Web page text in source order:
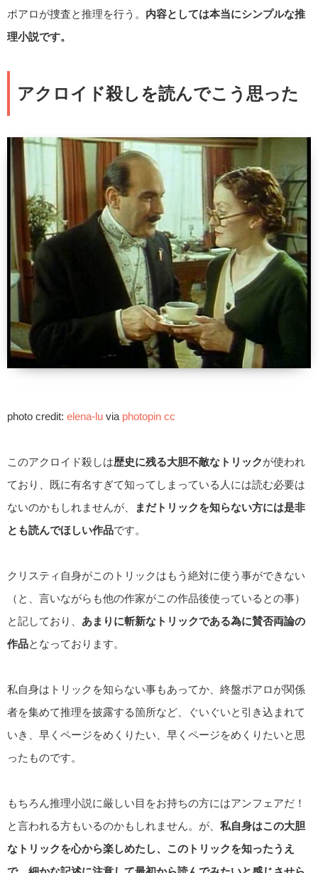
ポアロが捜査と推理を行う。 内容としては本当にシンプルな推
理小説です。
アクロイド殺しを読んでこう思った
photo credit: elena-lu via photopin cc
このアクロイド殺しは歴史に残る大胆不敵なトリックが使われ
ており、既に有名すぎて知ってしまっている人には読む必要は
ないのかもしれませんが、
まだトリックを知らない方には是非
とも読んでほしい作品です。
クリスティ自身がこのトリックはもう絶対に使う事ができない
（と、言いながらも他の作家がこの作品後使っているとの事）
と記しており、 あまりに斬新なトリックである為に賛否両論の
作品となっております。
私自身はトリックを知らない事もあってか、終盤ポアロが関係
者を集めて推理を披露する箇所など、ぐいぐいと引き込まれて
いき、早くページをめくりたい、早くページをめくりたいと思
ったものです。
もちろん推理小説に厳しい目をお持ちの方にはアンフェアだ！
と言われる方もいるのかもしれません。が、 私自身はこの大胆
なトリックを心から楽しめたし、このトリックを知ったうえ